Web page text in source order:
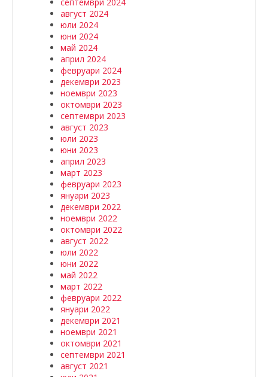
август 2024
юли 2024
юни 2024
май 2024
април 2024
февруари 2024
декември 2023
ноември 2023
октомври 2023
септември 2023
август 2023
юли 2023
юни 2023
април 2023
март 2023
февруари 2023
януари 2023
декември 2022
ноември 2022
октомври 2022
август 2022
юли 2022
юни 2022
май 2022
март 2022
февруари 2022
януари 2022
декември 2021
ноември 2021
октомври 2021
септември 2021
август 2021